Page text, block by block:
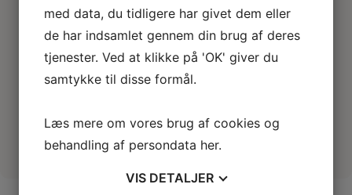
E-
mail
(Påkrævet)
Jeg er ikke en
Send
med data, du tidligere har givet dem eller
de har indsamlet gennem din brug af deres
tjenester. Ved at klikke på 'OK' giver du
samtykke til disse formål.
Læs mere om vores brug af cookies og
behandling af persondata her.
VIS DETALJER